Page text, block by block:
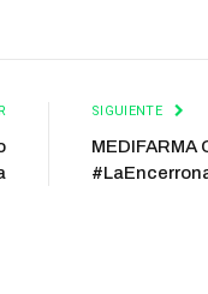
SIGUIENTE
MEDIFARMA